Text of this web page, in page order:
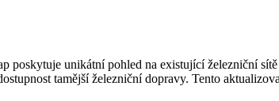
poskytuje unikátní pohled na existující železniční
tamější železniční dopravy. Tento